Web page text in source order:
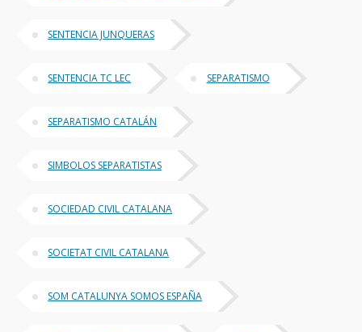
SENTENCIA JUNQUERAS
SENTENCIA TC LEC SEPARATISMO
SEPARATISMO CATALÁN
SIMBOLOS SEPARATISTAS
SOCIEDAD CIVIL CATALANA
SOCIETAT CIVIL CATALANA
SOM CATALUNYA SOMOS ESPAÑA